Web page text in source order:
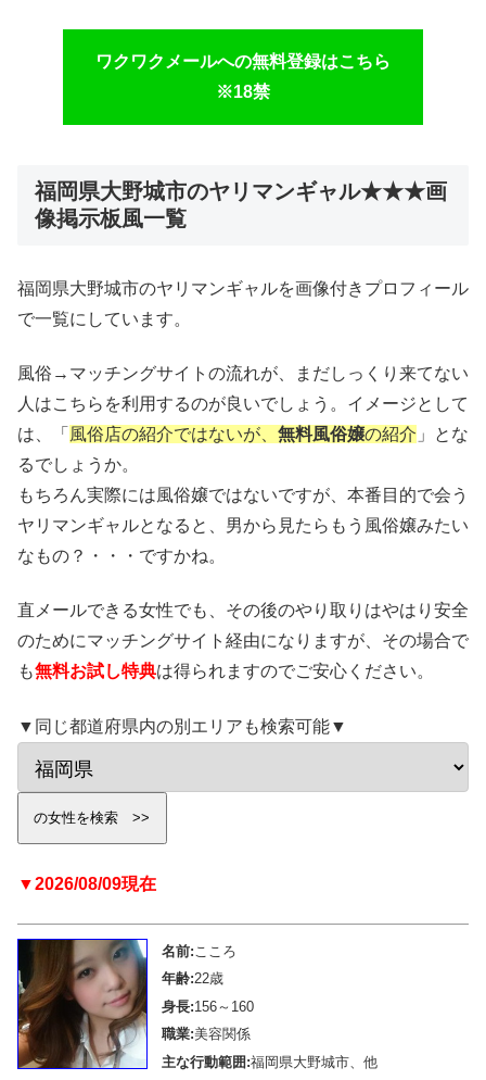
ワクワクメールへの無料登録はこちら
※18禁
福岡県大野城市のヤリマンギャル★★★画
像掲示板風一覧
福岡県大野城市のヤリマンギャルを画像付きプロフィール
で一覧にしています。
風俗→マッチングサイトの流れが、まだしっくり来てない
人はこちらを利用するのが良いでしょう。イメージとして
は、「 風俗店の紹介ではないが、 無料風俗嬢の紹介 」とな
るでしょうか。
もちろん実際には風俗嬢ではないですが、本番目的で会う
ヤリマンギャルとなると、男から見たらもう風俗嬢みたい
なもの？・・・ですかね。
直メールできる女性でも、その後のやり取りはやはり安全
のためにマッチングサイト経由になりますが、その場合で
も無料お試し特典は得られますのでご安心ください。
▼同じ都道府県内の別エリアも検索可能▼
▼2026/08/09現在
名前: こころ
年齢:22歳
身長:156～160
職業:美容関係
主な行動範囲:福岡県大野城市、他